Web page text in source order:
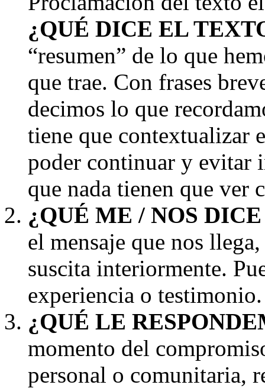
¿QUÉ DICE EL
“resumen” de lo que
que trae. Con frases
decimos lo que
tiene que contextualizar
poder continuar y evitar
que nada tienen que ver
¿QUÉ ME / NOS
el mensaje que nos
suscita interiormente.
experiencia o testimonio.
¿QUÉ LE
momento del
personal o comunitaria,